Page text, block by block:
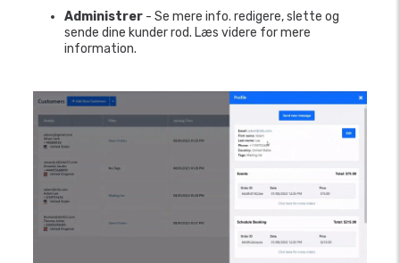
Administrer - Se mere info. redigere, slette og
sende dine kunder rod. Læs videre for mere
information.